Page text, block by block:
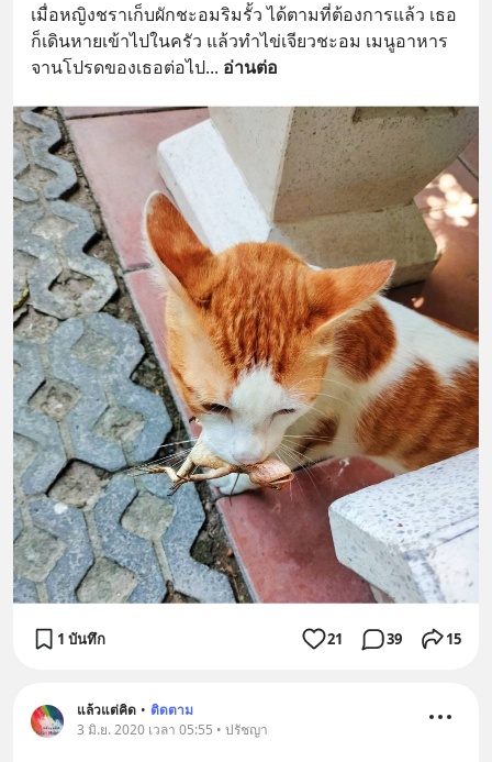
เมื่อหญิงชราเก็บผักชะอมริมรั้ว ได้ตามที่ต้องการแล้ว เธอ
ก็เดินหายเข้าไปในครัว แล้วทำไข่เจียวชะอม เมนูอาหาร
จานโปรดของเธอต่อไป... อ่านต่อ
1 บันทึก 21 39 15
แล้วแต่คิด • ติดตาม
3 มิ.ย. 2020 เวลา 05:55 • ปรัชญา